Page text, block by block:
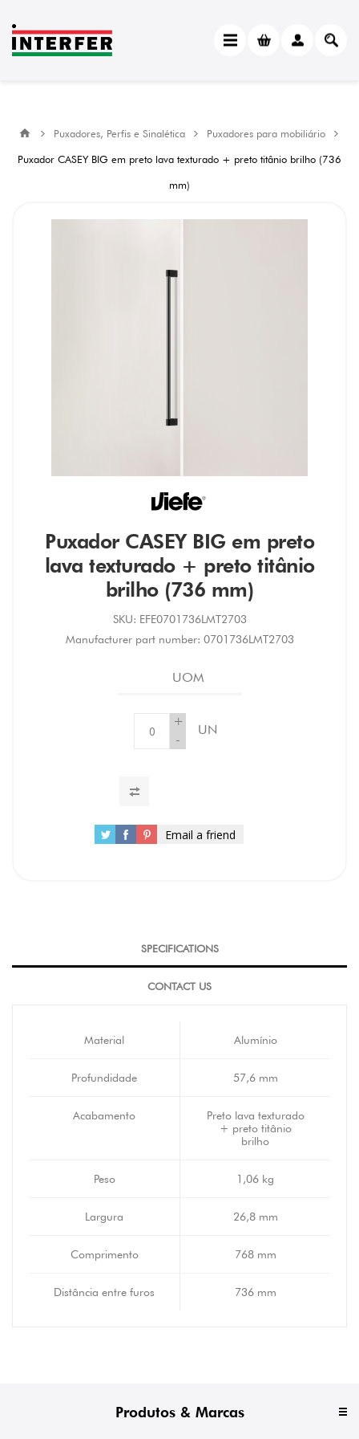
Puxadores, Perfis e Sinalética
Puxadores para mobiliário
Puxador CASEY BIG em preto lava texturado + preto titânio brilho (736
mm)
Puxador CASEY BIG em preto
lava texturado + preto titânio
brilho (736 mm)
SKU: EFE0701736LMT2703
Manufacturer part number: 0701736LMT2703
UOM
+
-
UN
Email a friend
SPECIFICATIONS
CONTACT US
Material Alumínio
Profundidade 57,6 mm
Acabamento
Preto lava texturado
+ preto titânio
brilho
Peso 1,06 kg
Largura 26,8 mm
Comprimento 768 mm
Distância entre furos 736 mm
Produtos & Marcas